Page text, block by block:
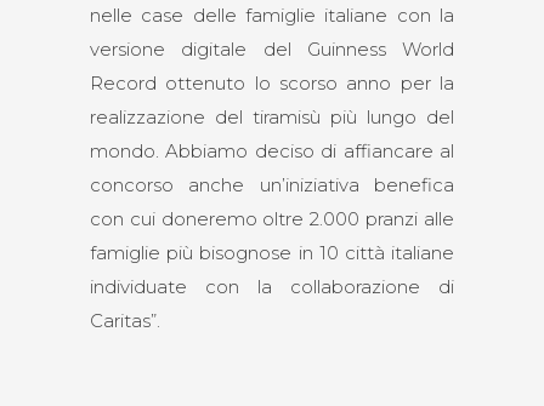
nelle case delle famiglie italiane con la
versione digitale del Guinness World
Record ottenuto lo scorso anno per la
realizzazione del tiramisù più lungo del
mondo. Abbiamo deciso di affiancare al
concorso anche un’iniziativa benefica
con cui doneremo oltre 2.000 pranzi alle
famiglie più bisognose in 10 città italiane
individuate con la collaborazione di
Caritas”.